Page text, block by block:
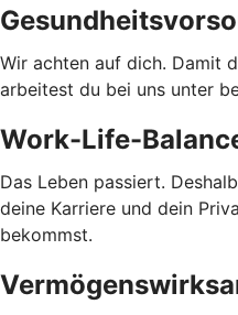
Wir achten auf dich. Damit
arbeitest du bei uns unter
Work-Life-
Das Leben passiert.
deine Karriere und dein
bekommst.